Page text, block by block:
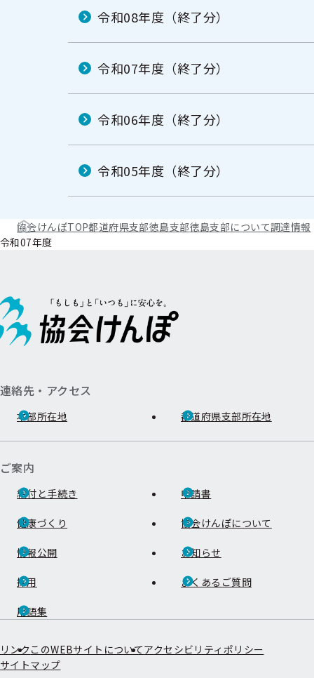
令和08年度（終了分）
令和07年度（終了分）
令和06年度（終了分）
令和05年度（終了分）
協会けんぽTOP都道府県支部徳島支部徳島支部について調達情報
令和07年度
連絡先・アクセス
本部所在地 都道府県支部所在地
ご案内
給付と手続き 申請書
健康づくり 協会けんぽについて
情報公開 お知らせ
採用 よくあるご質問
用語集
リンク このWEBサイトについてアクセシビリティポリシー
サイトマップ